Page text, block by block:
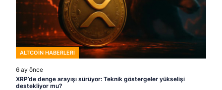
ALTCOIN HABERLERI
6 ay önce
XRP’de denge arayışı sürüyor: Teknik göstergeler yükselişi
destekliyor mu?